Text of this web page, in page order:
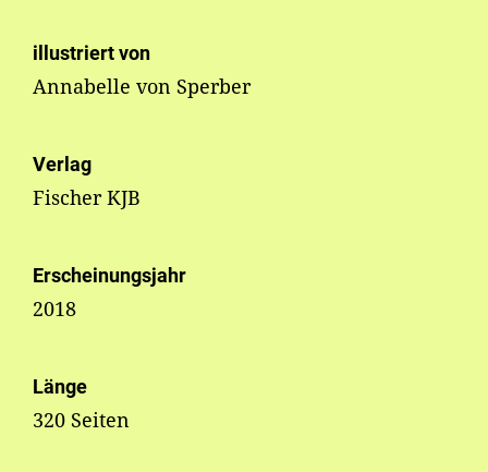
illustriert von
Annabelle von Sperber
Verlag
Fischer KJB
Erscheinungsjahr
2018
Länge
320 Seiten